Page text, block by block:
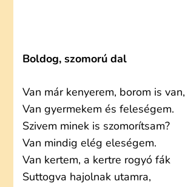
Boldog, szomorú dal
Van már kenyerem, borom is van,
Van gyermekem és feleségem.
Szivem minek is szomorítsam?
Van mindig elég eleségem.
Van kertem, a kertre rogyó fák
Suttogva hajolnak utamra,